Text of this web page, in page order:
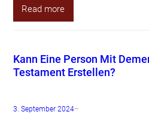
Read more
Kann Eine Person Mit
Testament Erstellen?
3. September 2024–